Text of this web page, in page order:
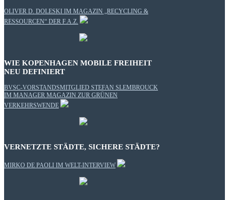
OLIVER D. DOLESKI IM MAGAZIN „RECYCLING &
RESSOURCEN“ DER F.A.Z.
WIE KOPENHAGEN MOBILE FREIHEIT
NEU DEFINIERT
BVSC-VORSTANDSMITGLIED STEFAN SLEMBROUCK
IM MANAGER MAGAZIN ZUR GRÜNEN
VERKEHRSWENDE
VERNETZTE STÄDTE, SICHERE STÄDTE?
MIRKO DE PAOLI IM WELT-INTERVIEW